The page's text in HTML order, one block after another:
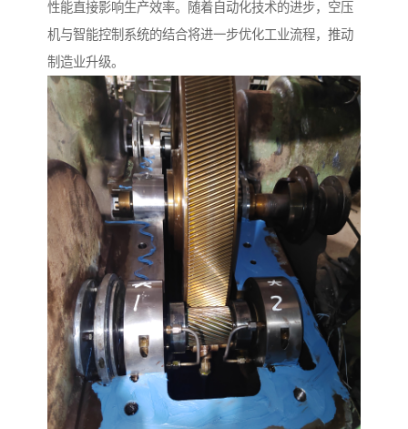
性能直接影响生产效率。随着自动化技术的进步，空压
机与智能控制系统的结合将进一步优化工业流程，推动
制造业升级。